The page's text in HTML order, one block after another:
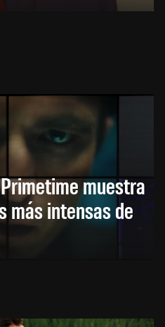
muestra
más intensas de